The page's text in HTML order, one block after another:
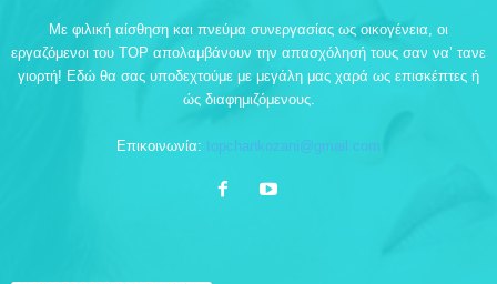
Με φιλική αίσθηση και πνεύμα συνεργασίας ως οικογένεια, οι
εργαζόμενοι του TOP απολαμβάνουν την απασχόλησή τους σαν να’ τανε
γιορτή! Εδώ θα σας υποδεχτούμε με μεγάλη μας χαρά ως επισκέπτες ή
ώς διαφημιζόμενους.
Επικοινωνία: topchankozani@gmail.com